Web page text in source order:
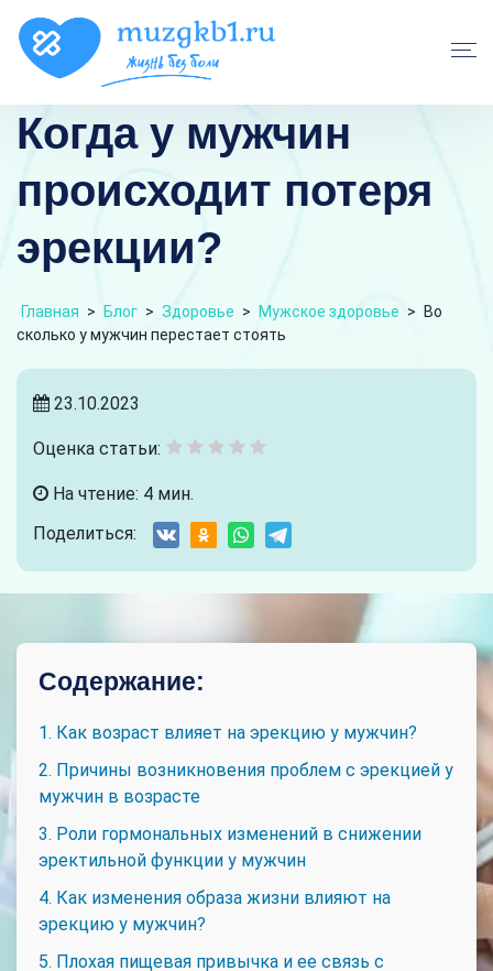
Когда у мужчин
происходит потеря
эрекции?
Главная > Блог > Здоровье > Мужское здоровье >
Во
сколько у мужчин перестает стоять
23.10.2023
Оценка статьи:
На чтение: 4 мин.
Поделиться:
Содержание:
1. Как возраст влияет на эрекцию у мужчин?
2. Причины возникновения проблем с эрекцией у
мужчин в возрасте
3. Роли гормональных изменений в снижении
эректильной функции у мужчин
4. Как изменения образа жизни влияют на
эрекцию у мужчин?
5. Плохая пищевая привычка и ее связь с